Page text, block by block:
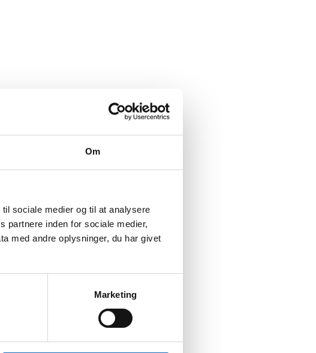
Om
sociale medier og til at analysere
partnere inden for sociale medier,
med andre oplysninger, du har givet
Marketing